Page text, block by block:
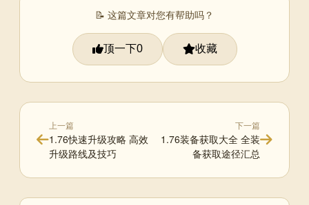
📝 这篇文章对您有帮助吗？
顶一下0 收藏
上一篇
1.76快速升级攻略 高效
升级路线及技巧
下一篇
1.76装备获取大全 全装
备获取途径汇总